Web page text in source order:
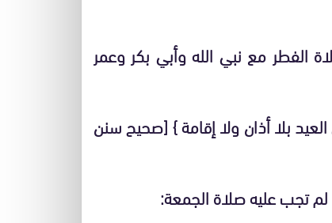
مع نبي الله وأبي بكر وعمر
بلا أذان ولا إقامة } [صحيح سنن
تجب عليه صلاة الجمعة: